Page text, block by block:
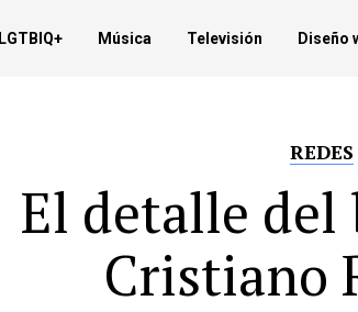
LGTBIQ+ Música Televisión Diseño
REDES
El detalle del
Cristiano